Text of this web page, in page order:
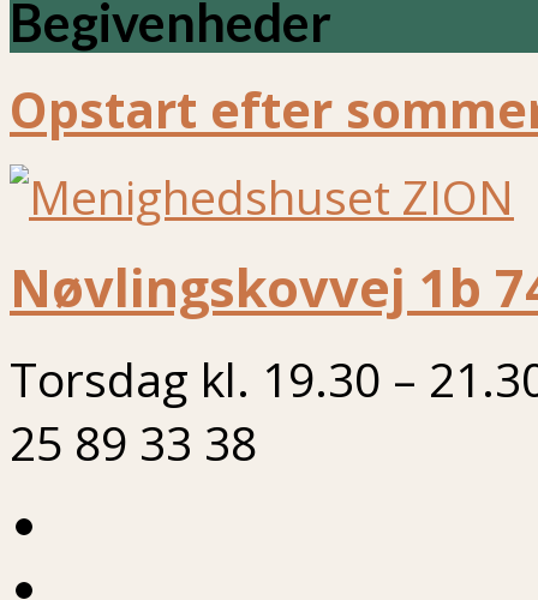
Begivenheder
Opstart efter
Nøvlingskovvej 1b
Torsdag kl. 19.30 –
25 89 33 38